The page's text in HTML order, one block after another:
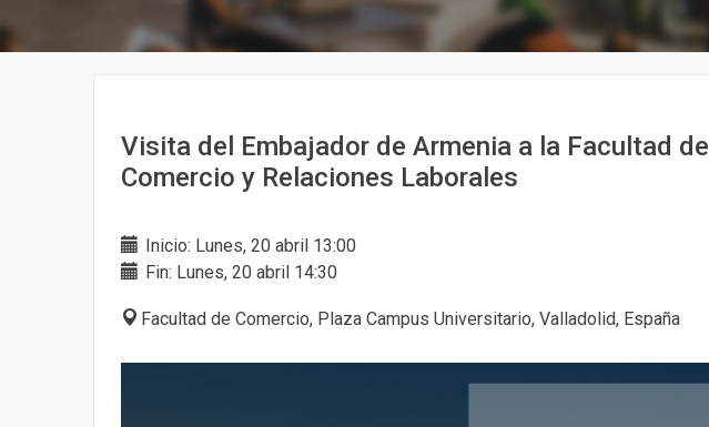
Visita del Embajador de Armenia a la Facultad de
Comercio y Relaciones Laborales
Inicio: Lunes, 20 abril 13:00
Fin: Lunes, 20 abril 14:30
Facultad de Comercio, Plaza Campus Universitario, Valladolid, España